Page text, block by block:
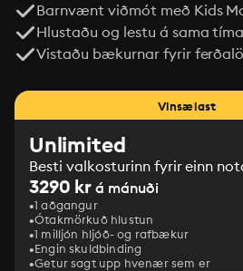
Barnvænt viðmót með Kids
Hlustaðu og lestu á sama tíma
Vistaðu bækurnar fyrir
Vinsælast
Unlimited
Besti valkosturinn fyrir einn
3290 kr á mánuði
1 aðgangur
Ótakmörkuð hlustun
1 milljón hljóð- og rafbækur
Engin skuldbinding
Getur sagt upp hvenær sem er